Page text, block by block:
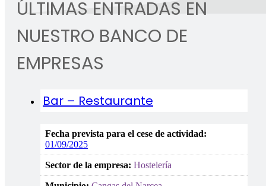
ÚLTIMAS ENTRADAS EN
NUESTRO BANCO DE
EMPRESAS
Bar – Restaurante
Fecha prevista para el cese de actividad:
01/09/2025
Sector de la empresa: Hostelería